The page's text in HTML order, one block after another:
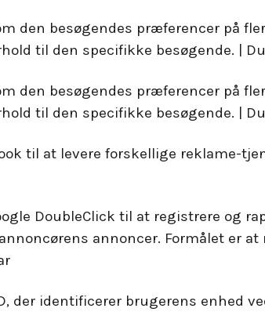
den besøgendes præferencer på
til den specifikke besøgende. |
den besøgendes præferencer på
til den specifikke besøgende. |
til at levere forskellige reklame-
DoubleClick til at registrere og
annoncer. Formålet er
der identificerer brugerens enhed